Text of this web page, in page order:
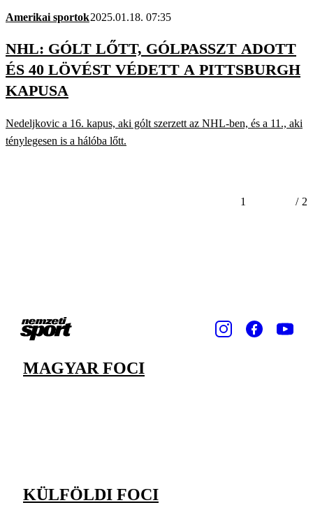
Amerikai sportok2025.01.18. 07:35
NHL: GÓLT LŐTT, GÓLPASSZT ADOTT
ÉS 40 LÖVÉST VÉDETT A PITTSBURGH
KAPUSA
Nedeljkovic a 16. kapus, aki gólt szerzett az NHL-ben, és a 11., aki
ténylegesen is a hálóba lőtt.
1 / 2
MAGYAR FOCI
KÜLFÖLDI FOCI